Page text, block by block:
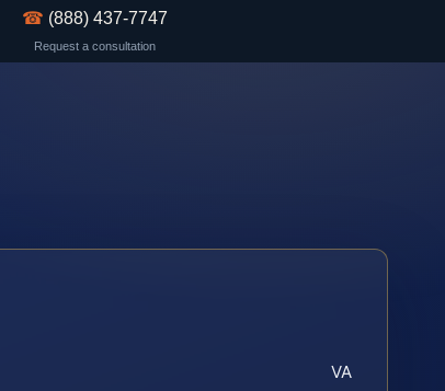
☎ (888) 437-7747
Request a consultation
VA